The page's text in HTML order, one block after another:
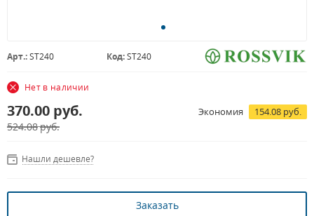
Арт.:ST240 Код:ST240
Нет в наличии
370.00 руб.
524.08руб.
Экономия 154.08 руб.
Нашли дешевле?
Заказать